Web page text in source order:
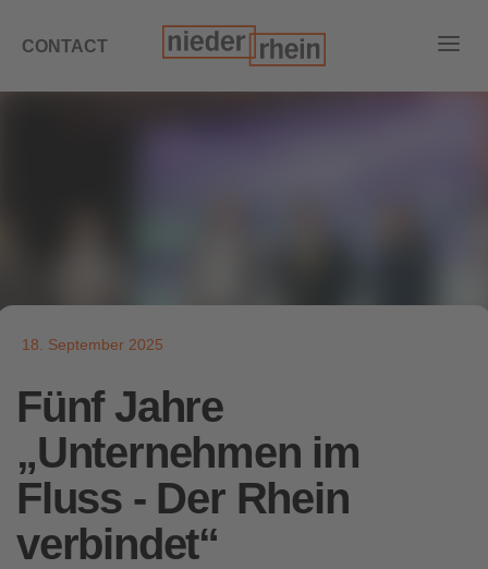
CONTACT
18. September 2025
Fünf Jahre
„Unternehmen im
Fluss - Der Rhein
verbindet“